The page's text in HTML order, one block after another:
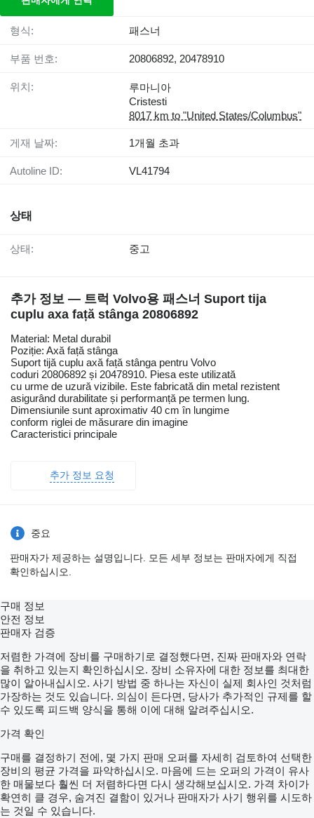
형식: 패스너
부품 번호: 20806892, 20478910
위치:
루마니아
Cristesti
8017 km to "United States/Columbus"
게재 날짜: 1개월 초과
Autoline ID: VL41794
상태
상태: 중고
추가 정보 — 트럭 Volvo용 패스너 Suport tija
cuplu axa față stânga 20806892
Material: Metal durabil
Poziție: Axă față stânga
Suport tijă cuplu axă față stânga pentru Volvo
coduri 20806892 și 20478910. Piesa este utilizată
cu urme de uzură vizibile. Este fabricată din metal rezistent
asigurând durabilitate și performanță pe termen lung.
Dimensiunile sunt aproximativ 40 cm în lungime
conform riglei de măsurare din imagine
Caracteristici principale
추가 정보 요청
중요
판매자가 제공하는 설명입니다. 모든 세부 정보는 판매자에게 직접
확인하십시오.
구매 정보
안전 정보
판매자 검증
저렴한 가격에 장비를 구매하기로 결정했다면, 진짜 판매자와 연락
을 취하고 있는지 확인하십시오. 장비 소유자에 대한 정보를 최대한
많이 알아내십시오. 사기 방법 중 하나는 자신이 실제 회사인 것처럼
가장하는 것도 있습니다. 의심이 든다면, 당사가 추가적인 규제를 할
수 있도록 피드백 양식을 통해 이에 대해 알려주십시오.
가격 확인
구매를 결정하기 전에, 몇 가지 판매 오퍼를 자세히 검토하여 선택한
장비의 평균 가격을 파악하십시오. 마음에 드는 오퍼의 가격이 유사
한 매물보다 훨씬 더 저렴하다면 다시 생각해보십시오. 가격 차이가
확연히 클 경우, 숨겨진 결함이 있거나 판매자가 사기 행위를 시도하
는 것일 수 있습니다.